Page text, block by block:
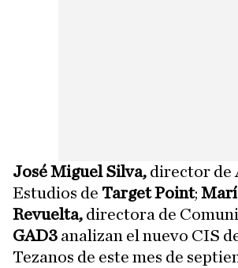
José Miguel Silva, director de
Estudios de Target Point;
Revuelta, directora de
GAD3 analizan el nuevo CIS
Tezanos de este mes de